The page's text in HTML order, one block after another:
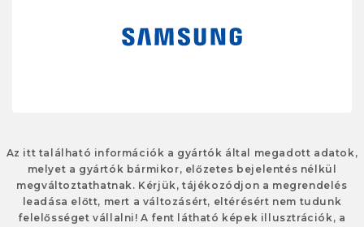
Az itt található információk a gyártók által megadott adatok,
melyet a gyártók bármikor, előzetes bejelentés nélkül
megváltoztathatnak. Kérjük, tájékozódjon a megrendelés
leadása előtt, mert a változásért, eltérésért nem tudunk
felelősséget vállalni! A fent látható képek illusztrációk, a